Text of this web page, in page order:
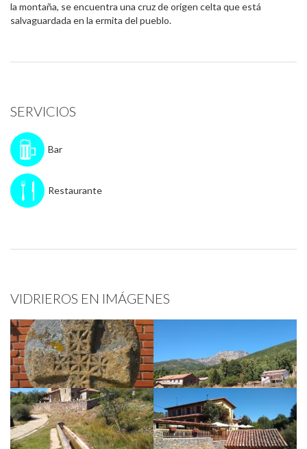
la montaña, se encuentra una cruz de origen celta que está
salvaguardada en la ermita del pueblo.
SERVICIOS
Bar
Restaurante
VIDRIEROS EN IMÁGENES